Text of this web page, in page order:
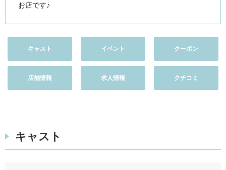
お店です♪
キャスト イベント クーポン
店舗情報 求人情報 クチコミ
キャスト